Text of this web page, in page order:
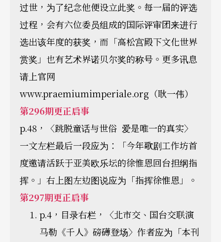
过世，为了纪念他便设立此奖。每一届的评选
过程，会有六位委员组成的国际评审团来进行
选出该年度的获奖，而「高松宫殿下文化世界
赏奖」也有艺术界诺贝尔奖的称号。更多讯息
请上官网
www.praemiumimperiale.org（耿一伟）
第296期更正启事
p.48，〈跳脱童话与世俗 爱是唯一的真实〉
一文左栏最后一段应为：「今年歌剧工作坊首
度邀请活跃于亚美欧乐坛的徐惟恩回台担纲指
挥。」右上图左边图说应为「指挥徐惟恩」。
第297期更正启事
p.4，目录右栏，〈北市交、国台交联演
马勒《千人》磅礡登场〉作者应为「本刊